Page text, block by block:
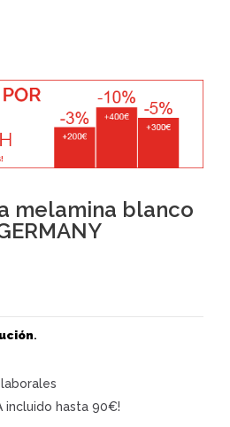
melamina blanco
.
incluido hasta 90€!